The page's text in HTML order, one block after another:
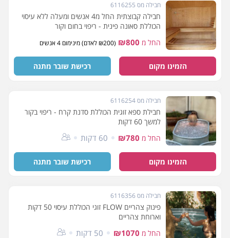
חבילה מס 6116255
חבילה קבוצתית החל מ4 אנשים ומעלה ללא עיסוי
הכוללת סאונה פינית - ריפוי בחום וקור
החל מ ₪800 (₪200 לאדם) מינימום 4 אנשים
הזמינו מקום רכישת שובר מתנה
חבילה מס 6116254
חבילת ספא זוגית הכוללת סדנת קרח - ריפוי בקור
למשך 60 דקות
החל מ ₪780 60 דקות
הזמינו מקום רכישת שובר מתנה
חבילה מס 6116356
פינוק צהריים FLOW זוגי הכוללת עיסוי 50 דקות
וארוחת צהריים
החל מ ₪1070 50 דקות